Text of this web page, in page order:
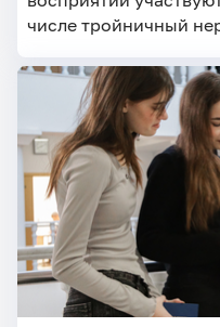
числе тройничный